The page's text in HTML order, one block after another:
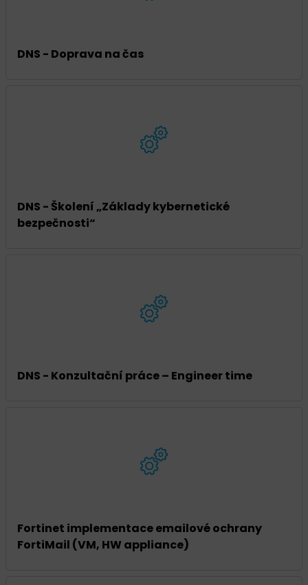
DNS - Doprava na čas
DNS - Školení „Základy kybernetické
bezpečnosti“
DNS - Konzultační práce – Engineer time
Fortinet implementace emailové ochrany
FortiMail (VM, HW appliance)